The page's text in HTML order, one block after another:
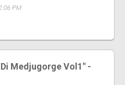
PM
Medjugorge Vol1" -